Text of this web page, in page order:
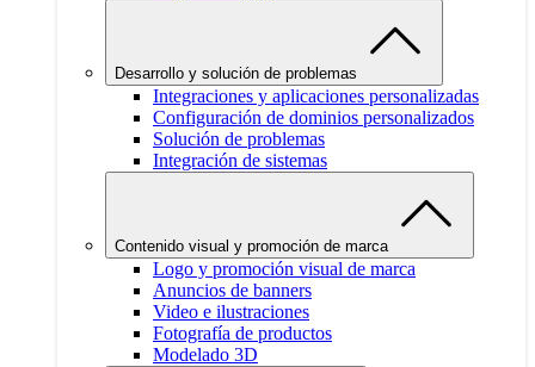
Desarrollo y solución de problemas
Integraciones y aplicaciones personalizadas
Configuración de dominios personalizados
Solución de problemas
Integración de sistemas
Contenido visual y promoción de marca
Logo y promoción visual de marca
Anuncios de banners
Video e ilustraciones
Fotografía de productos
Modelado 3D